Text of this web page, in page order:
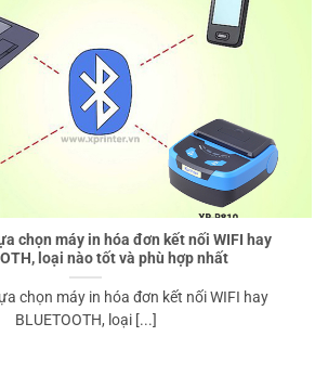
chọn máy in hóa đơn kết nối WIFI hay
loại nào tốt và phù hợp nhất
chọn máy in hóa đơn kết nối WIFI hay
BLUETOOTH, loại [...]